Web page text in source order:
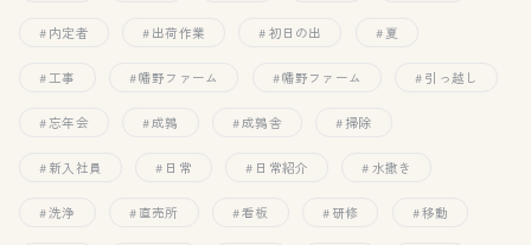
内定者 出荷作業 初日の出 夏
工事 幡野ファーム 幡野ファーム 引っ越し
忘年会 成鶉 成鶉舎 掃除
新入社員 日常 日常紹介 水撒き
洗浄 直売所 看板 研修 移動